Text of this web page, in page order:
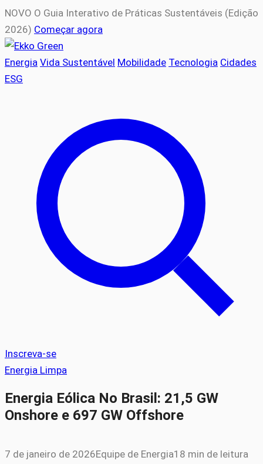
NOVO O Guia Interativo de Práticas Sustentáveis (Edição
2026) Começar agora
Energia Vida Sustentável Mobilidade Tecnologia Cidades
ESG
Inscreva-se
Energia Limpa
Energia Eólica No Brasil: 21,5 GW
Onshore e 697 GW Offshore
7 de janeiro de 2026Equipe de Energia18 min de leitura